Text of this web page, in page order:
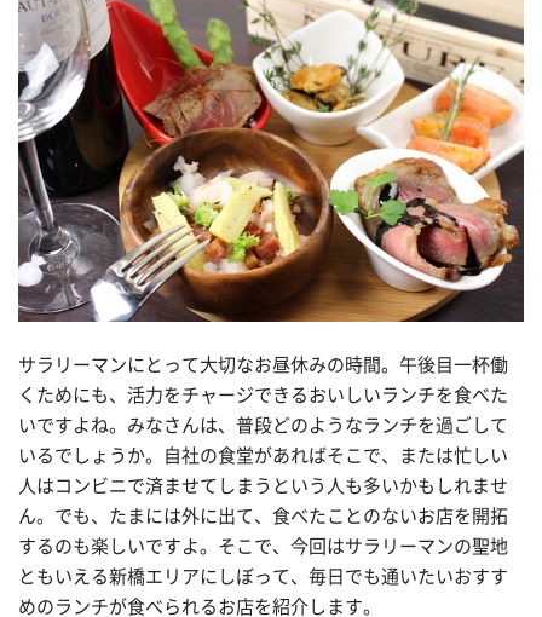
サラリーマンにとって大切なお昼休みの時間。午後目一杯働
くためにも、活力をチャージできるおいしいランチを食べた
いですよね。みなさんは、普段どのようなランチを過ごして
いるでしょうか。自社の食堂があればそこで、または忙しい
人はコンビニで済ませてしまうという人も多いかもしれませ
ん。でも、たまには外に出て、食べたことのないお店を開拓
するのも楽しいですよ。そこで、今回はサラリーマンの聖地
ともいえる新橋エリアにしぼって、毎日でも通いたいおすす
めのランチが食べられるお店を紹介します。